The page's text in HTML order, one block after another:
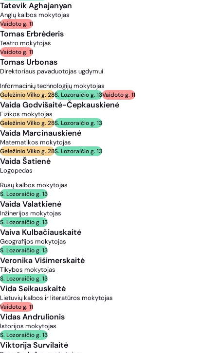
Tatevik Aghajanyan
Anglų kalbos mokytojas
Vaidoto g. 11
Tomas Erbrėderis
Teatro mokytojas
Vaidoto g. 11
Tomas Urbonas
Direktoriaus pavaduotojas ugdymui
Informacinių technologijų mokytojas
Geležinio Vilko g. 28S. Lozoraičio g. 13Vaidoto g. 11
Vaida Godvišaitė-Čepkauskienė
Fizikos mokytojas
Geležinio Vilko g. 28S. Lozoraičio g. 13
Vaida Marcinauskienė
Matematikos mokytojas
Geležinio Vilko g. 28S. Lozoraičio g. 13
Vaida Šatienė
Logopedas
Rusų kalbos mokytojas
S. Lozoraičio g. 13
Vaida Valatkienė
Inžinerijos mokytojas
S. Lozoraičio g. 13
Vaiva Kulbačiauskaitė
Geografijos mokytojas
S. Lozoraičio g. 13
Veronika Višimerskaitė
Tikybos mokytojas
S. Lozoraičio g. 13
Vida Seikauskaitė
Lietuvių kalbos ir literatūros mokytojas
Vaidoto g. 11
Vidas Andrulionis
Istorijos mokytojas
S. Lozoraičio g. 13
Viktorija Survilaitė